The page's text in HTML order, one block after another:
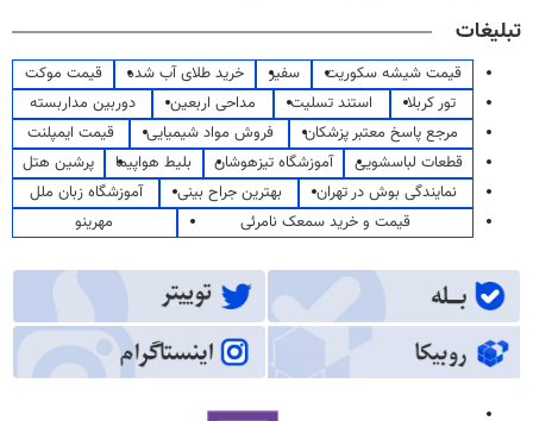
تبلیغات
قیمت شیشه سکوریت سفیر خرید طلای آب شده
قیمت موکت
تور کربلا
استند تسلیت مداحی اربعین
دوربین مداربسته
مرجع پاسخ معتبر پزشکان
فروش مواد شیمیایی
قیمت ایمپلنت
قطعات لباسشویی
آموزشگاه تیزهوشان بلیط هواپیما
پرشین هتل
نمایندگی بوش در تهران
بهترین جراح بینی
آموزشگاه زبان ملل
قیمت و خرید سمعک نامرئی
مهرینو